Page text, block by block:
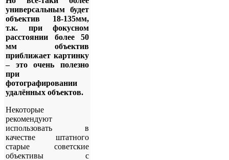
универсальным будет
объектив 18-135мм,
т.к. при фокусном
расстоянии более 50
мм объектив
приближает картинку
– это очень полезно
при
фотографировании
удалённых объектов.
Некоторые
рекомендуют
использовать в
качестве штатного
старые советские
объективы с